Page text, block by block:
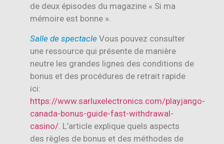
de deux épisodes du magazine « Si ma
mémoire est bonne ».
Salle de spectacle Vous pouvez consulter
une ressource qui présente de manière
neutre les grandes lignes des conditions de
bonus et des procédures de retrait rapide
ici:
https://www.sarluxelectronics.com/playjango-
canada-bonus-guide-fast-withdrawal-
casino/ . L’article explique quels aspects
des règles de bonus et des méthodes de